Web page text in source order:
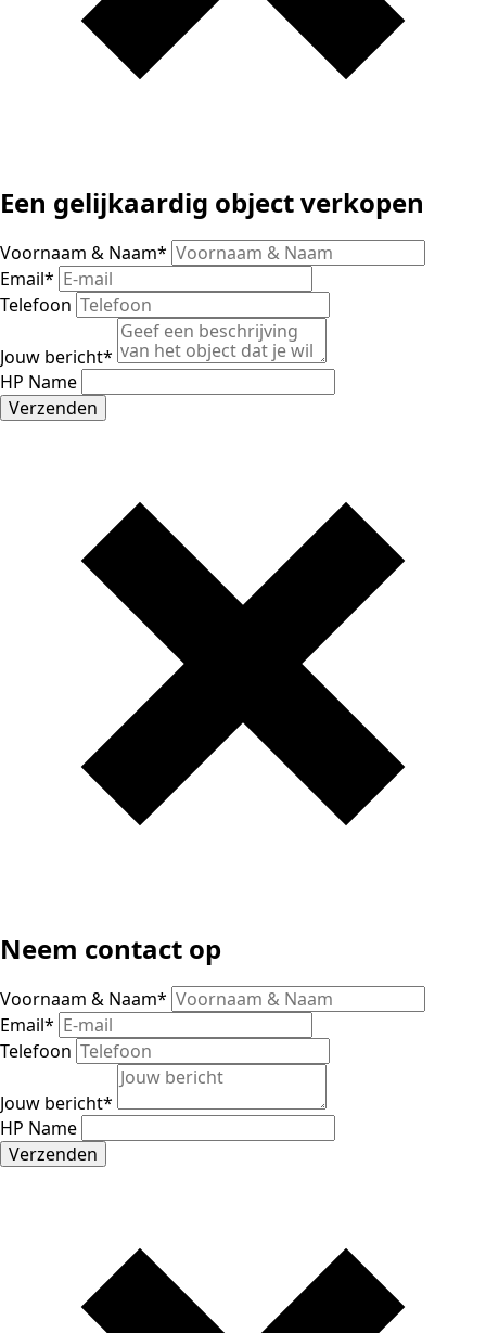
Een gelijkaardig object verkopen
Voornaam & Naam*
Email*
Telefoon
Jouw bericht*
HP Name
Verzenden
Neem contact op
Voornaam & Naam*
Email*
Telefoon
Jouw bericht*
HP Name
Verzenden